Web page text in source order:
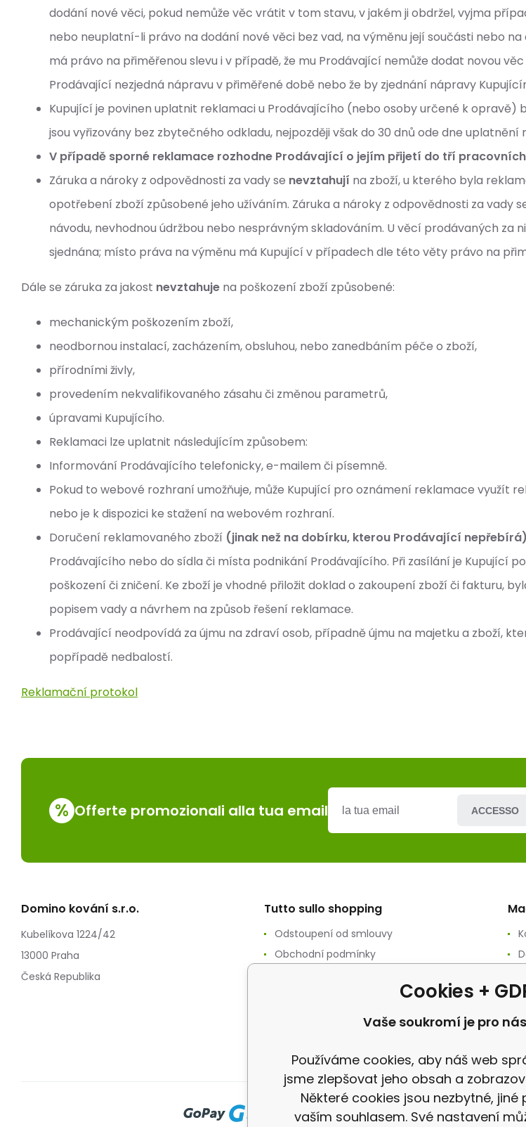
dodání nové věci, pokud nemůže věc vrátit v tom stavu, v jakém ji obdržel, vyjma
nebo neuplatní-li právo na dodání nové věci bez vad, na výměnu její součásti nebo
má právo na přiměřenou slevu i v případě, že mu Prodávající nemůže dodat novou
Prodávající nezjedná nápravu v přiměřené době nebo že by zjednání nápravy
Kupující je povinen uplatnit reklamaci u Prodávajícího (nebo osoby určené k
jsou vyřizovány bez zbytečného odkladu, nejpozději však do 30 dnů ode dne
V případě sporné reklamace rozhodne Prodávající o jejím přijetí do tří
Záruka a nároky z odpovědnosti za vady se nevztahují na zboží, u kterého byla
opotřebení zboží způsobené jeho užíváním. Záruka a nároky z odpovědnosti za vady
návodu, nevhodnou údržbou nebo nesprávným skladováním. U věcí prodávaných za
sjednána; místo práva na výměnu má Kupující v případech dle této věty právo na
Dále se záruka za jakost nevztahuje na poškození zboží způsobené:
mechanickým poškozením zboží,
neodbornou instalací, zacházením, obsluhou, nebo zanedbáním péče o zboží,
přírodními živly,
provedením nekvalifikovaného zásahu či změnou parametrů,
úpravami Kupujícího.
Reklamaci lze uplatnit následujícím způsobem:
Informování Prodávajícího telefonicky, e-mailem či písemně.
Pokud to webové rozhraní umožňuje, může Kupující pro oznámení reklamace
nebo je k dispozici ke stažení na webovém rozhraní.
Doručení reklamovaného zboží (jinak než na dobírku, kterou Prodávající nepřebírá)
Prodávajícího nebo do sídla či místa podnikání Prodávajícího. Při zasílání je Kupující
poškození či zničení. Ke zboží je vhodné přiložit doklad o zakoupení zboží či fakturu,
popisem vady a návrhem na způsob řešení reklamace.
Prodávající neodpovídá za újmu na zdraví osob, případně újmu na majetku a zboží,
popřípadě nedbalostí.
Reklamační protokol
% Offerte promozionali alla tua email ACCESSO
Domino kování s.r.o.
Kubelíkova 1224/42
13000 Praha
Česká Republika
Tutto sullo shopping
Odstoupení od smlouvy
Obchodní podmínky
Cookies +
Vaše soukromí je pro
Používáme cookies, aby náš web
jsme zlepšovat jeho obsah a
Některé cookies jsou nezbytné, jiné
vaším souhlasem. Své nastavení